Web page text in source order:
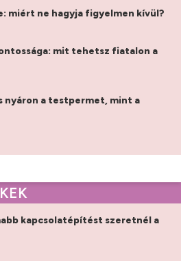
miért ne hagyja figyelmen kívül?
mit tehetsz fiatalon a
nyáron a testpermet, mint a
kapcsolatépítést szeretnél a